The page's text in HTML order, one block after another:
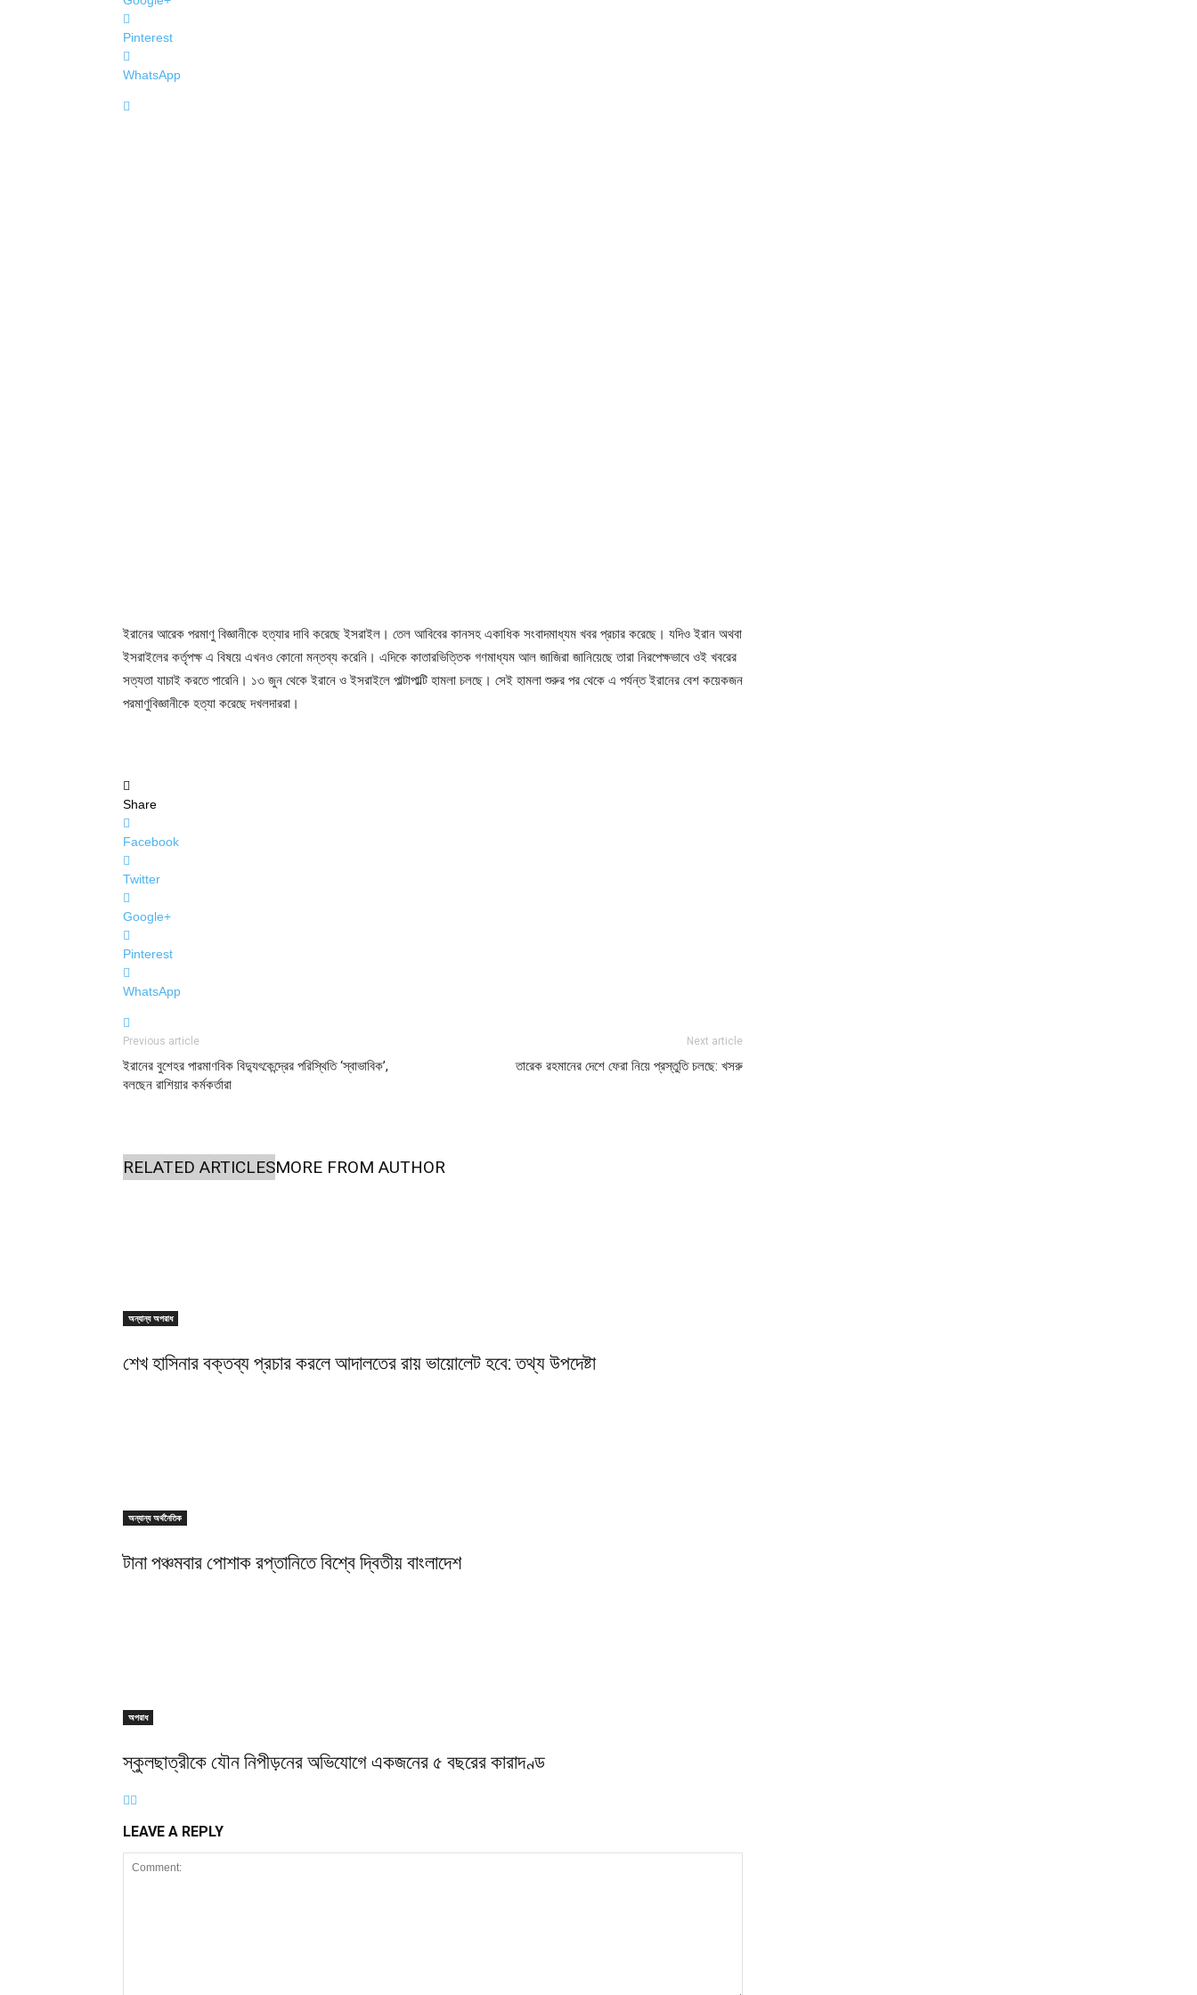
Pinterest
WhatsApp
ইরানের আরেক পরমাণু বিজ্ঞানীকে হত্যার দাবি করেছে ইসরাইল। তেল আবিবের কানসহ একাধিক সংবাদমাধ্যম খবর প্রচার করেছে। যদিও ইরান অথবা
ইসরাইলের কর্তৃপক্ষ এ বিষয়ে এখনও কোনো মন্তব্য করেনি। এদিকে কাতারভিত্তিক গণমাধ্যম আল জাজিরা জানিয়েছে তারা নিরপেক্ষভাবে ওই খবরের
সত্যতা যাচাই করতে পারেনি। ১৩ জুন থেকে ইরানে ও ইসরাইলে পাল্টাপাল্টি হামলা চলছে। সেই হামলা শুরুর পর থেকে এ পর্যন্ত ইরানের বেশ কয়েকজন
পরমাণুবিজ্ঞানীকে হত্যা করেছে দখলদাররা।
Share
Facebook
Twitter
Google+
Pinterest
WhatsApp
Previous article
ইরানের বুশেহর পারমাণবিক বিদ্যুৎকেন্দ্রের পরিস্থিতি ‘স্বাভাবিক’,
বলছেন রাশিয়ার কর্মকর্তারা
Next article
তারেক রহমানের দেশে ফেরা নিয়ে প্রস্তুতি চলছে: খসরু
RELATED ARTICLESMORE FROM AUTHOR
অন্যান্য অপরাধ
শেখ হাসিনার বক্তব্য প্রচার করলে আদালতের রায় ভায়োলেট হবে: তথ্য উপদেষ্টা
অন্যান্য অর্থনৈতিক
টানা পঞ্চমবার পোশাক রপ্তানিতে বিশ্বে দ্বিতীয় বাংলাদেশ
অপরাধ
স্কুলছাত্রীকে যৌন নিপীড়নের অভিযোগে একজনের ৫ বছরের কারাদণ্ড
LEAVE A REPLY